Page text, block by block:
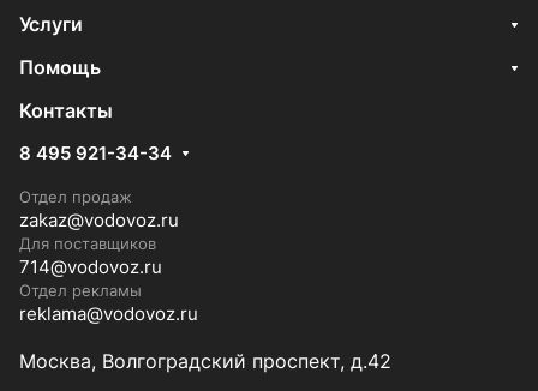
Услуги
Помощь
Контакты
8 495 921-34-34
Отдел продаж
zakaz@vodovoz.ru
Для поставщиков
714@vodovoz.ru
Отдел рекламы
reklama@vodovoz.ru
Москва, Волгоградский проспект, д.42